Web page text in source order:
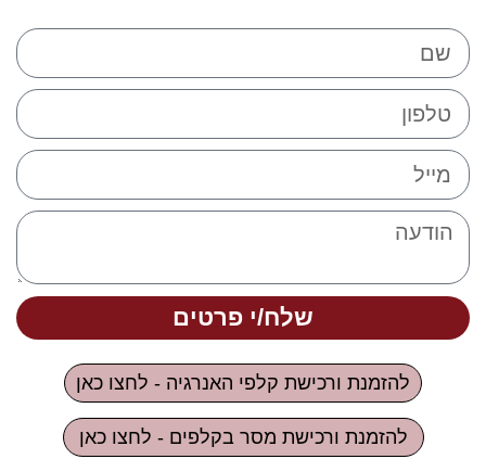
שלח/י פרטים
להזמנת ורכישת קלפי האנרגיה - לחצו כאן
להזמנת ורכישת מסר בקלפים - לחצו כאן